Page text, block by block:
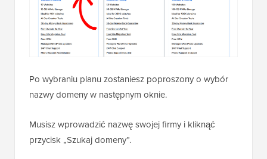
Po wybraniu planu zostaniesz poproszony o wybór
nazwy domeny w następnym oknie.
Musisz wprowadzić nazwę swojej firmy i kliknąć
przycisk „Szukaj domeny”.